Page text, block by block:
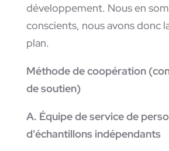
développement. Nous en
conscients, nous avons donc
plan.
Méthode de coopération
de soutien)
A. Équipe de service de
d'échantillons indépendants